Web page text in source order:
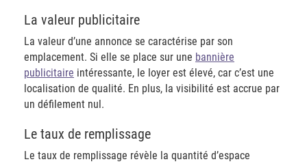
​La valeur publicitaire
La valeur d’une annonce se caractérise par son
emplacement. Si elle se place sur une bannière
publicitaire intéressante, le loyer est élevé, car c’est une
localisation de qualité. En plus, la visibilité est accrue par
un défilement nul.
​Le taux de remplissage
Le taux de remplissage révèle la quantité d’espace